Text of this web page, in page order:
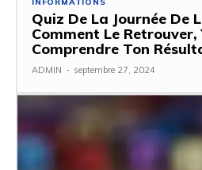
Quiz De La Journée De
Comment Le Retrouver,
Comprendre Ton
ADMIN - septembre 27, 2024